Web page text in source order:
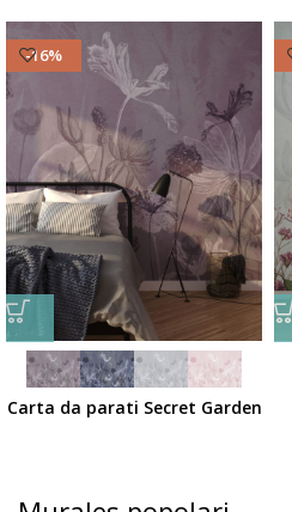
-16%
Carta da parati Secret Garden